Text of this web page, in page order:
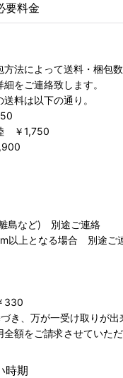
要料金
方法によって送料・梱包
をご連絡致します。
料は以下の通り。
￥1,750
島など) 別途ご連絡
以上となる場合 別途ご
330
き、万が一受け取りが出
額をご請求させていただ
時期